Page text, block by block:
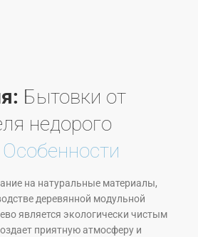
Бытовки от
недорого
на натуральные материалы,
деревянной модульной
является экологически чистым
приятную атмосферу и